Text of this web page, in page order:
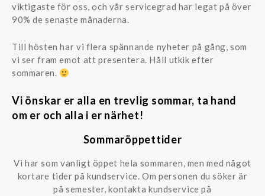
viktigaste för oss, och vår servicegrad har legat på över
90% de senaste månaderna.
Till hösten har vi flera spännande nyheter på gång, som
vi ser fram emot att presentera. Håll utkik efter
sommaren.
Vi önskar er alla en trevlig sommar, ta hand
om er och alla i er närhet!
Sommaröppettider
Vi har som vanligt öppet hela sommaren, men med något
kortare tider på kundservice. Om personen du söker är
på semester, kontakta kundservice på